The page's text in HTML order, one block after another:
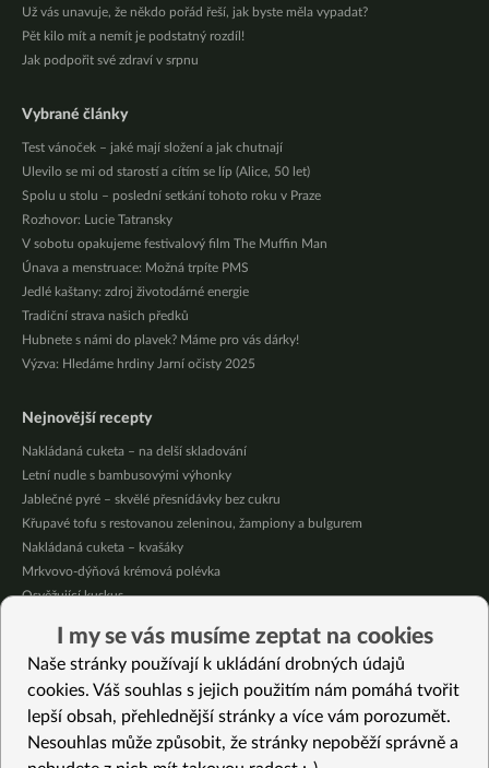
Už vás unavuje, že někdo pořád řeší, jak byste měla vypadat?
Pět kilo mít a nemít je podstatný rozdíl!
Jak podpořit své zdraví v srpnu
Vybrané články
Test vánoček – jaké mají složení a jak chutnají
Ulevilo se mi od starostí a cítím se líp (Alice, 50 let)
Spolu u stolu – poslední setkání tohoto roku v Praze
Rozhovor: Lucie Tatransky
V sobotu opakujeme festivalový film The Muffin Man
Únava a menstruace: Možná trpíte PMS
Jedlé kaštany: zdroj životodárné energie
Tradiční strava našich předků
Hubnete s námi do plavek? Máme pro vás dárky!
Výzva: Hledáme hrdiny Jarní očisty 2025
Nejnovější recepty
Nakládaná cuketa – na delší skladování
Letní nudle s bambusovými výhonky
Jablečné pyré – skvělé přesnídávky bez cukru
Křupavé tofu s restovanou zeleninou, žampiony a bulgurem
Nakládaná cuketa – kvašáky
Mrkvovo-dýňová krémová polévka
Osvěžující kuskus
Nepečený jablečný dort s rybízem
Čokoládové muffiny s mangovým krémem
Vybrané recepty
I my se vás musíme zeptat na cookies
Naše stránky používají k ukládání drobných údajů
cookies. Váš souhlas s jejich použitím nám pomáhá tvořit
lepší obsah, přehlednější stránky a více vám porozumět.
Nesouhlas může způsobit, že stránky nepoběží správně a